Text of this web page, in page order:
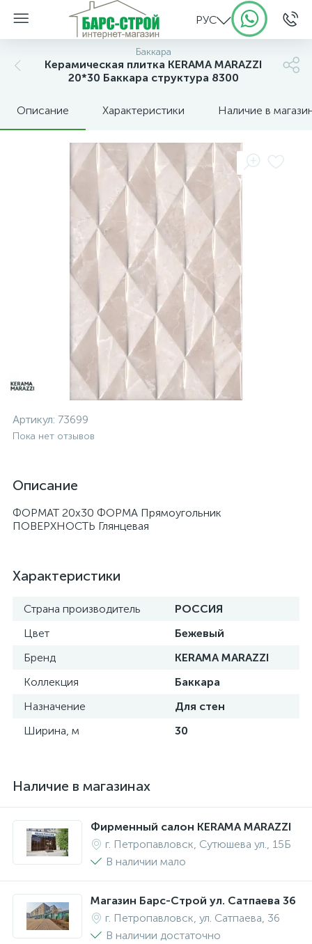
РУС
Баккара
Керамическая плитка KERAMA MARAZZI
20*30 Баккара структура 8300
Описание Характеристики Наличие в
Артикул: 73699
Пока нет отзывов
Описание
ФОРМАТ 20x30 ФОРМА Прямоугольник
ПОВЕРХНОСТЬ Глянцевая
Характеристики
Страна производитель
РОССИЯ
Цвет
Бежевый
Бренд
KERAMA MARAZZI
Коллекция
Баккара
Назначение
Для стен
Ширина, м
30
Наличие в магазинах
Фирменный салон KERAMA MARAZZI
г. Петропавловск, Сутюшева ул., 15Б
В наличии мало
Магазин Барс-Строй ул. Сатпаева 36
г. Петропавловск, ул. Сатпаева, 36
В наличии достаточно